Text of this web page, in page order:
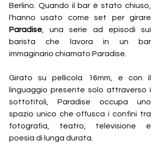
Berlino. Quando il bar è stato chiuso,
Paradise , una serie ad episodi sui
barista che lavora in un bar
immaginario chiamato Paradise.
Girato su pellicola 16mm, e con il
linguaggio presente solo attraverso i
sottotitoli, Paradise occupa uno
spazio unico che offusca i confini tra
fotografia, teatro, televisione e
poesia di lunga durata.